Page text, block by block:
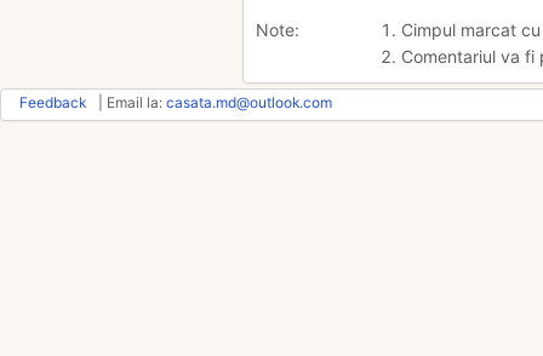
Note:
1. Cimpul marcat
2. Comentariul va
Feedback | Email la: casata.md@outlook.com